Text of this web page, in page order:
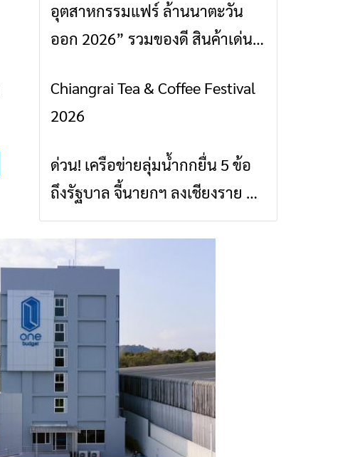
ข่าวเชียงราย
อุตสาหกรรมแฟร์ ล้านนาตะวัน
ออก 2026” รวมของดี สินค้าเด่น
เชียงราย พะเยา แพร่ และน่าน
พร้อมชมคอนเสิร์ตจากศิลปินชื่อ
ข่าวเชียงราย
Chiangrai Tea & Coffee Festival
2026
ข่าวเชียงราย
ด่วน! เครือข่ายลุ่มน้ำกกยื่น 5 ข้อ
ถึงรัฐบาล จี้นายกฯ ลงเชียงราย แก้
วิกฤตสารปนเปื้อนต้นน้ำ